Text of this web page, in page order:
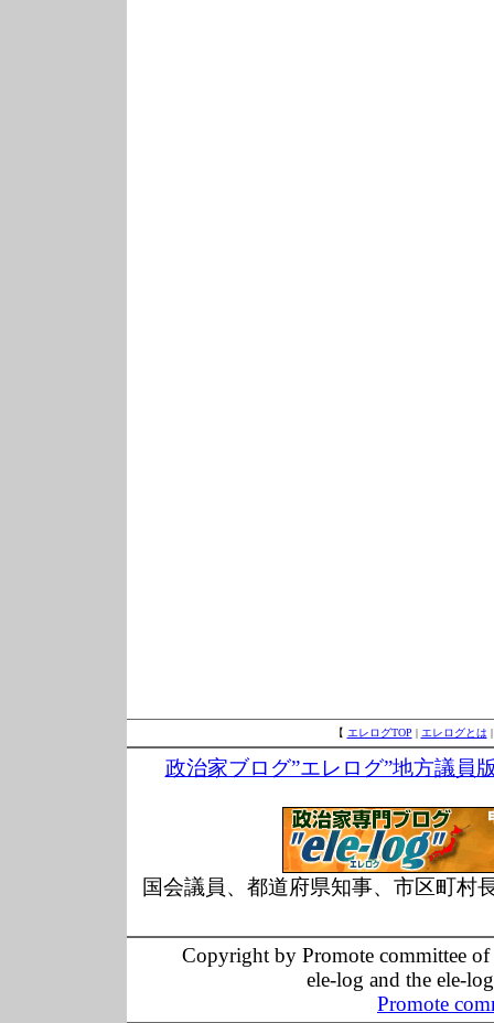
【 エレログTOP | エレログとは
政治家ブログ”エレログ”地方議員
国会議員、都道府県知事、市区町村
Copyright by Promote committee
ele-log and the ele-
Promote